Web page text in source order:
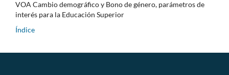
VOA Cambio demográfico y Bono de género, parámetros de
interés para la Educación Superior
Índice